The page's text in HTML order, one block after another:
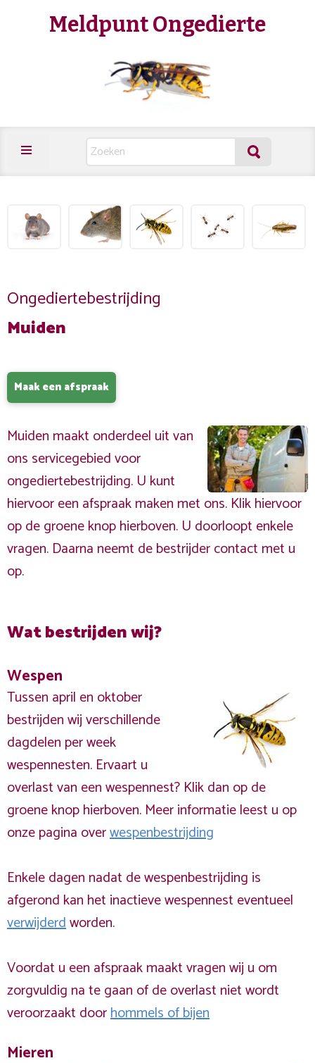
Meldpunt Ongedierte
Ongediertebestrijding
Muiden
Maak een afspraak
Muiden maakt onderdeel uit van
ons servicegebied voor
ongediertebestrijding. U kunt
hiervoor een afspraak maken met ons. Klik hiervoor
op de groene knop hierboven. U doorloopt enkele
vragen. Daarna neemt de bestrijder contact met u
op.
Wat bestrijden wij?
Wespen
Tussen april en oktober
bestrijden wij verschillende
dagdelen per week
wespennesten. Ervaart u
overlast van een wespennest? Klik dan op de
groene knop hierboven. Meer informatie leest u op
onze pagina overwespenbestrijding
Enkele dagen nadat de wespenbestrijding is
afgerond kan het inactieve wespennest eventueel
verwijderdworden.
Voordat u een afspraak maakt vragen wij u om
zorgvuldig na te gaan of de overlast niet wordt
veroorzaakt doorhommels of bijen
Mieren